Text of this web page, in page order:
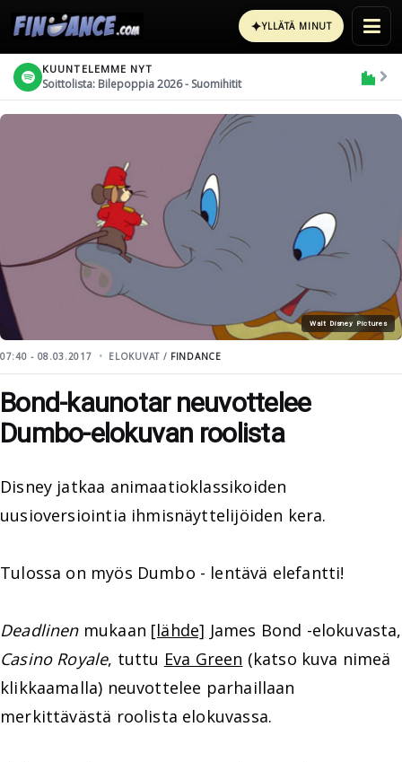
✦YLLÄTÄ MINUT
KUUNTELEMME NYT
Soittolista: Bilepoppia 2026 - Suomihitit
Walt Disney Pictures
07:40 - 08.03.2017 ELOKUVAT / FINDANCE
Bond-kaunotar neuvottelee
Dumbo-elokuvan roolista
Disney jatkaa animaatioklassikoiden
uusioversiointia ihmisnäyttelijöiden kera.
Tulossa on myös Dumbo - lentävä elefantti!
Deadlinenmukaan [lähde] James Bond -elokuvasta,
Casino Royale, tuttu Eva Green (katso kuva nimeä
klikkaamalla) neuvottelee parhaillaan
merkittävästä roolista elokuvassa.